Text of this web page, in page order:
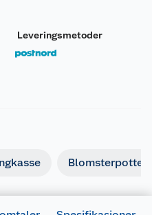
Leveringsmetoder
Blomsterpotte